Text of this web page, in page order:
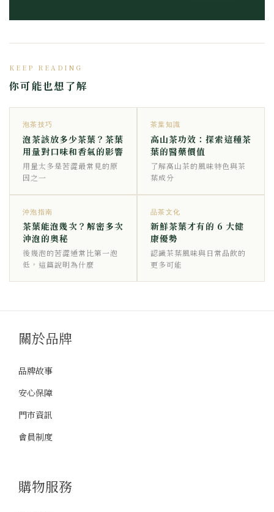
KEEP READING
你可能也想了解
泡茶技巧
泡茶該放多少茶葉？茶葉
用量對口味和香氣的影響
用量太多是苦澀最常見的原
因之一
茶葉知識
高山茶功效：探索這種茶
葉的醫藥價值
了解高山茶的風味特色與茶
葉成分
沖泡指南
茶葉能泡幾次？解密多次
沖泡的奧秘
後幾泡的苦澀通常比第一泡
低，這篇說明為什麼
品茶文化
新鮮茶葉才有的 6 大健
康優勢
認識茶葉風味與日常品飲的
更多可能
關於品牌
品牌故事
安心保障
門市資訊
會員制度
購物服務